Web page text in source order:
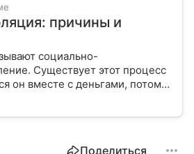
причины и
социально-
Существует этот процесс
он вместе с деньгами, потому
неразрывно связаны друг с
Поделиться